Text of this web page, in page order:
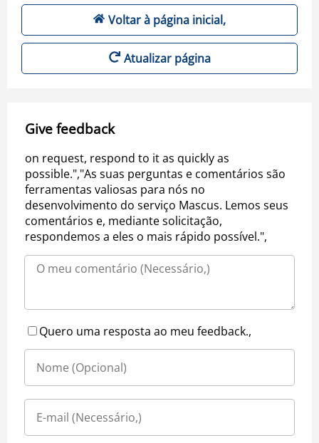
Voltar à página inicial,
Atualizar página
Give feedback
on request, respond to it as quickly as
possible.","As suas perguntas e comentários são
ferramentas valiosas para nós no
desenvolvimento do serviço Mascus. Lemos seus
comentários e, mediante solicitação,
respondemos a eles o mais rápido possível.",
Quero uma resposta ao meu feedback.,